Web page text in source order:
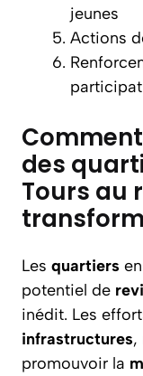
jeunes
Actions
des
Tours au
Les quartiers
potentiel de
inédit. Les
infrastructures,
promouvoir la